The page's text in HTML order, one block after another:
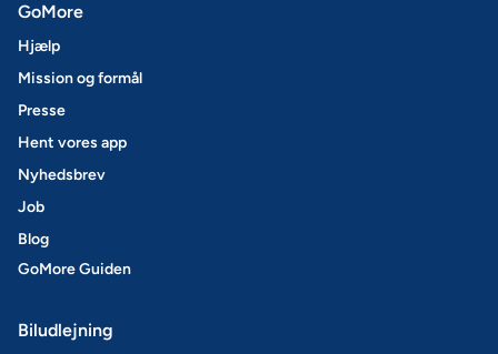
GoMore
Hjælp
Mission og formål
Presse
Hent vores app
Nyhedsbrev
Job
Blog
GoMore Guiden
Biludlejning